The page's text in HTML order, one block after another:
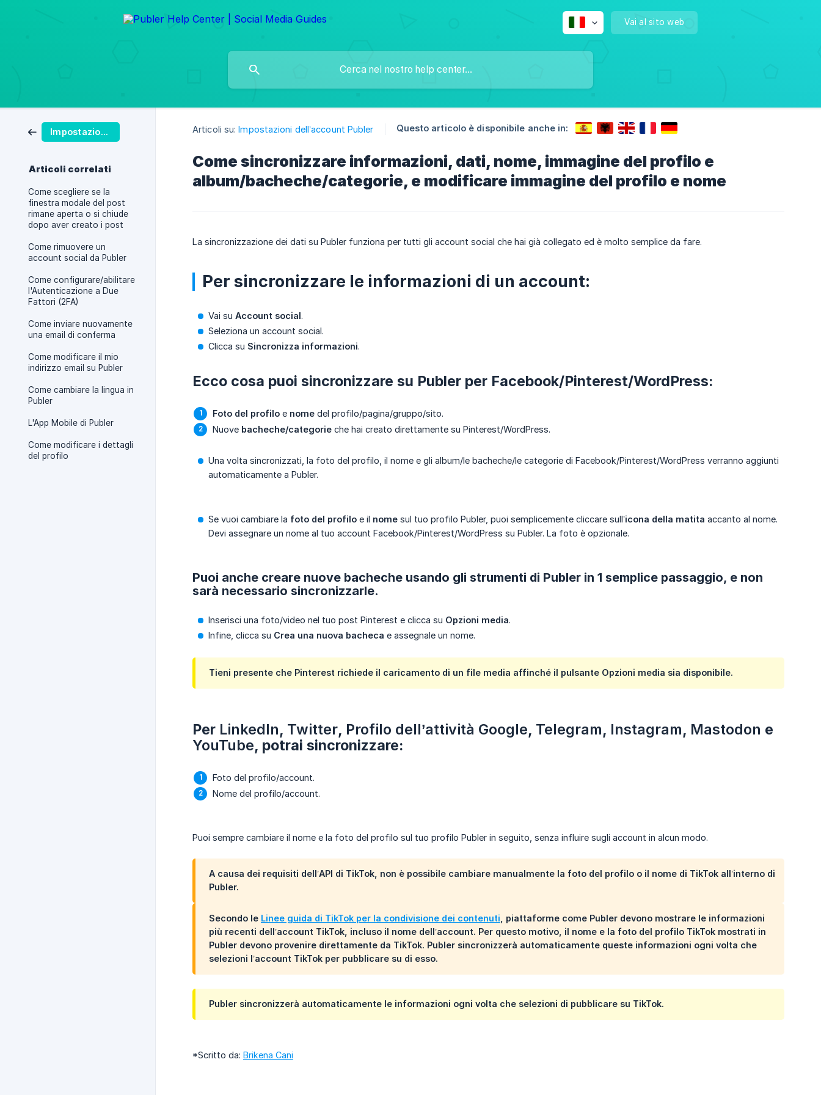
Vai al sito web
Impostazioni dell’account Publer
Articoli correlati
Come scegliere se la
finestra modale del post
rimane aperta o si chiude
dopo aver creato i post
Come rimuovere un
account social da Publer
Come configurare/abilitare
l'Autenticazione a Due
Fattori (2FA)
Come inviare nuovamente
una email di conferma
Come modificare il mio
indirizzo email su Publer
Come cambiare la lingua in
Publer
L'App Mobile di Publer
Come modificare i dettagli
del profilo
Articoli su: Impostazioni dell’account Publer Questo articolo è disponibile anche in:
Come sincronizzare informazioni, dati, nome, immagine del profilo e
album/bacheche/categorie, e modificare immagine del profilo e nome
La sincronizzazione dei dati su Publer funziona per tutti gli account social che hai già collegato ed è molto semplice da fare.
Per sincronizzare le informazioni di un account:
Vai su Account social.
Seleziona un account social.
Clicca su Sincronizza informazioni.
Ecco cosa puoi sincronizzare su Publer per Facebook/Pinterest/WordPress:
Foto del profilo e nome del profilo/pagina/gruppo/sito.
Nuove bacheche/categorie che hai creato direttamente su Pinterest/WordPress.
Una volta sincronizzati, la foto del profilo, il nome e gli album/le bacheche/le categorie di Facebook/Pinterest/WordPress verranno aggiunti
automaticamente a Publer.
Se vuoi cambiare la foto del profilo e il nome sul tuo profilo Publer, puoi semplicemente cliccare sull’icona della matita accanto al nome.
Devi assegnare un nome al tuo account Facebook/Pinterest/WordPress su Publer. La foto è opzionale.
Puoi anche creare nuove bacheche usando gli strumenti di Publer in 1 semplice passaggio, e non
sarà necessario sincronizzarle.
Inserisci una foto/video nel tuo post Pinterest e clicca su Opzioni media.
Infine, clicca su Crea una nuova bacheca e assegnale un nome.
Tieni presente che Pinterest richiede il caricamento di un file media affinché il pulsante Opzioni media sia disponibile.
Per LinkedIn, Twitter, Profilo dell’attività Google, Telegram, Instagram, Mastodon e
YouTube, potrai sincronizzare:
Foto del profilo/account.
Nome del profilo/account.
Puoi sempre cambiare il nome e la foto del profilo sul tuo profilo Publer in seguito, senza influire sugli account in alcun modo.
A causa dei requisiti dell’API di TikTok, non è possibile cambiare manualmente la foto del profilo o il nome di TikTok all’interno di
Publer.
Secondo le Linee guida di TikTok per la condivisione dei contenuti , piattaforme come Publer devono mostrare le informazioni
più recenti dell’account TikTok, incluso il nome dell’account. Per questo motivo, il nome e la foto del profilo TikTok mostrati in
Publer devono provenire direttamente da TikTok. Publer sincronizzerà automaticamente queste informazioni ogni volta che
selezioni l’account TikTok per pubblicare su di esso.
Publer sincronizzerà automaticamente le informazioni ogni volta che selezioni di pubblicare su TikTok.
*Scritto da: Brikena Cani